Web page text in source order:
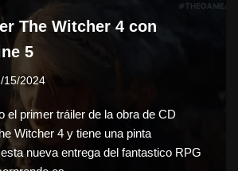
The Witcher 4 con
5
15/2024
el primer tráiler de la obra de CD
Witcher 4 y tiene una pinta
nueva entrega del fantastico RPG